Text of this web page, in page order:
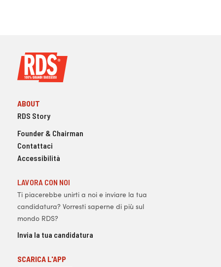
ABOUT
RDS Story
Founder & Chairman
Contattaci
Accessibilità
LAVORA CON NOI
Ti piacerebbe unirti a noi e inviare la tua
candidatura? Vorresti saperne di più sul
mondo RDS?
Invia la tua candidatura
SCARICA L'APP